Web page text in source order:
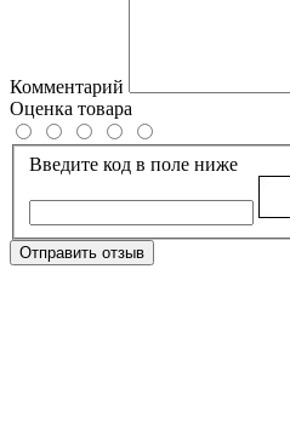
Комментарий
Оценка товара
Введите код в поле ниже
Отправить отзыв